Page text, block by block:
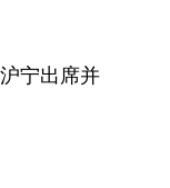
宁出席并